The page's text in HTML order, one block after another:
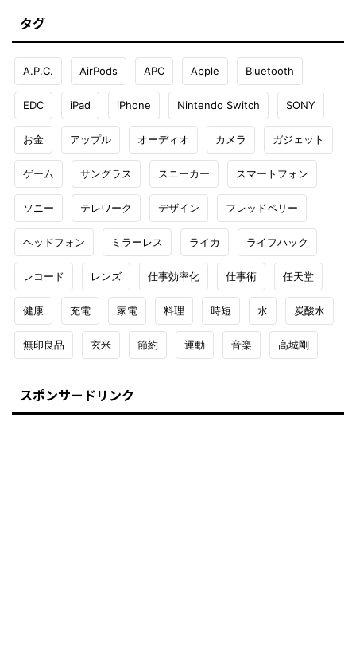
タグ
A.P.C. AirPods APC Apple Bluetooth
EDC iPad iPhone Nintendo Switch SONY
お金 アップル オーディオ カメラ ガジェット
ゲーム サングラス スニーカー スマートフォン
ソニー テレワーク デザイン フレッドペリー
ヘッドフォン ミラーレス ライカ ライフハック
レコード レンズ 仕事効率化 仕事術 任天堂
健康 充電 家電 料理 時短 水 炭酸水
無印良品 玄米 節約 運動 音楽 高城剛
スポンサードリンク